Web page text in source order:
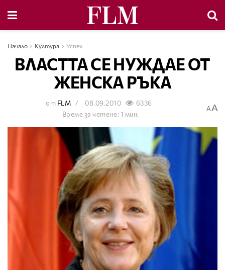
Начало Култура Успех
ВЛАСТТА СЕ НУЖДАЕ ОТ
ЖЕНСКА РЪКА
от FLM 08.09.2010
6336
Време за четене: 1 мин.
AA